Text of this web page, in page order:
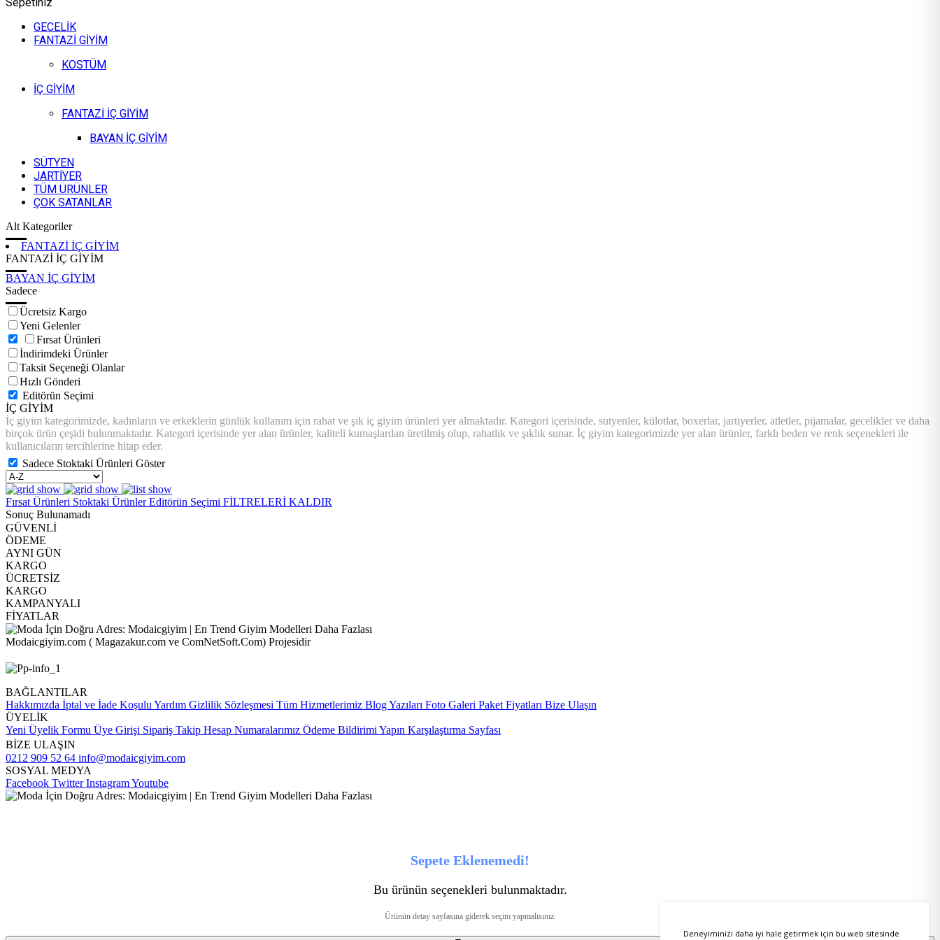
Deneyiminizi daha iyi hale getirmek için bu web sitesinde
GECELİK
FANTAZİ GİYİM
KOSTÜM
İÇ GİYİM
FANTAZİ İÇ GİYİM
BAYAN İÇ GİYİM
SÜTYEN
JARTİYER
TÜM ÜRÜNLER
ÇOK SATANLAR
Alt Kategoriler
FANTAZİ İÇ GİYİM
FANTAZİ İÇ GİYİM
BAYAN İÇ GİYİM
Sadece
Ücretsiz Kargo
Yeni Gelenler
Fırsat Ürünleri
İndirimdeki Ürünler
Taksit Seçeneği Olanlar
Hızlı Gönderi
Editörün Seçimi
İÇ GİYİM
İç giyim kategorimizde, kadınların ve erkeklerin günlük kullanım için rahat ve şık iç giyim ürünleri yer almaktadır. Kategori içerisinde, sutyenler, külotlar, boxerlar, jartiyerler, atletler, pijamalar, gecelikler ve daha
birçok ürün çeşidi bulunmaktadır. Kategori içerisinde yer alan ürünler, kaliteli kumaşlardan üretilmiş olup, rahatlık ve şıklık sunar. İç giyim kategorimizde yer alan ürünler, farklı beden ve renk seçenekleri ile
kullanıcıların tercihlerine hitap eder.
Sadece Stoktaki Ürünleri Göster
Fırsat Ürünleri Stoktaki ÜrünlerEditörün Seçimi FİLTRELERİ KALDIR
Sonuç Bulunamadı
GÜVENLİ
ÖDEME
AYNI GÜN
KARGO
ÜCRETSİZ
KARGO
KAMPANYALI
FİYATLAR
Modaicgiyim.com ( Magazakur.com ve ComNetSoft.Com) Projesidir
BAĞLANTILAR
Hakkımızda İptal ve İade Koşulu Yardım Gizlilik Sözleşmesi Tüm Hizmetlerimiz Blog Yazıları Foto Galeri Paket Fiyatları Bize Ulaşın
ÜYELİK
Yeni Üyelik Formu Üye Girişi Sipariş Takip Hesap Numaralarımız Ödeme Bildirimi Yapın Karşılaştırma Sayfası
BİZE ULAŞIN
0212 909 52 64 info@modaicgiyim.com
SOSYAL MEDYA
Facebook TwitterInstagramYoutube
Sepete Eklenemedi!
Bu ürünün seçenekleri bulunmaktadır.
Ürünün detay sayfasına giderek seçim yapmalısınız.